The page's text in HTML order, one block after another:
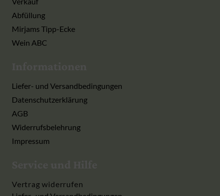
Abfüllung
Mirjams Tipp-Ecke
Wein ABC
Liefer- und Versandbedingungen
Datenschutzerklärung
AGB
Widerrufsbelehrung
Impressum
Vertrag widerrufen